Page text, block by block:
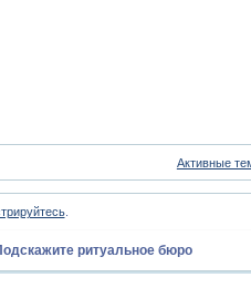
Активные
.
ритуальное бюро